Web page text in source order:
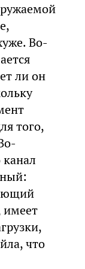
Во-
ли он
того,
имеет
что